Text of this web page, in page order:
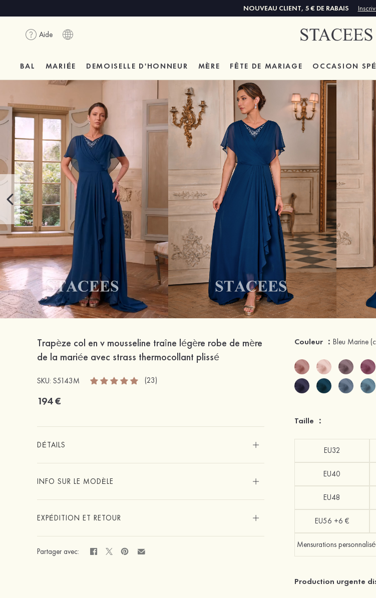
NOUVEAU CLIENT, 5 € DE RABAIS
Aide
BAL MARIÉE DEMOISELLE D'HONNEUR MÈRE FÊTE DE MARIAGE OCCASION
Trapèze col en v mousseline traîne légère robe de mère
de la mariée avec strass thermocollant plissé
SKU: S5143M (23)
194 €
DÉTAILS
INFO SUR LE MODÈLE
EXPÉDITION ET RETOUR
Partager avec:
Couleur ：Bleu Marine
Taille ：
EU32
EU40
EU48
EU56 +6 €
Mensurations
Production urgente